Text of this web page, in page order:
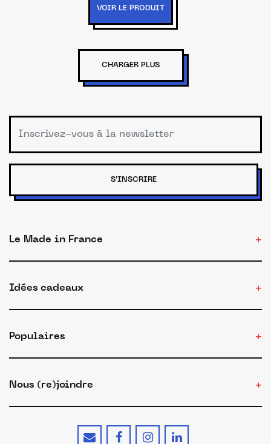
VOIR LE PRODUIT
CHARGER PLUS
S'INSCRIRE
Le Made in France
Idées cadeaux
Populaires
Nous (re)joindre